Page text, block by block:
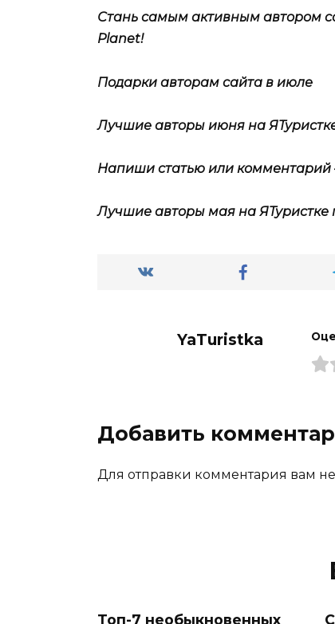
Стань самым активным автором
Planet!
Подарки авторам сайта в июле
Лучшие авторы июня на
Напиши статью или комментарий
Лучшие авторы мая на ЯТуристке
YaTuristka
Добавить
Для отправки комментария вам
Топ-7 необыкновенных